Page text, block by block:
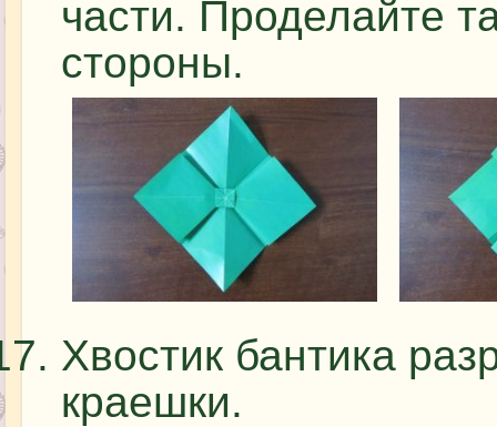
части. Проделайте
стороны.
Хвостик бантика
краешки.